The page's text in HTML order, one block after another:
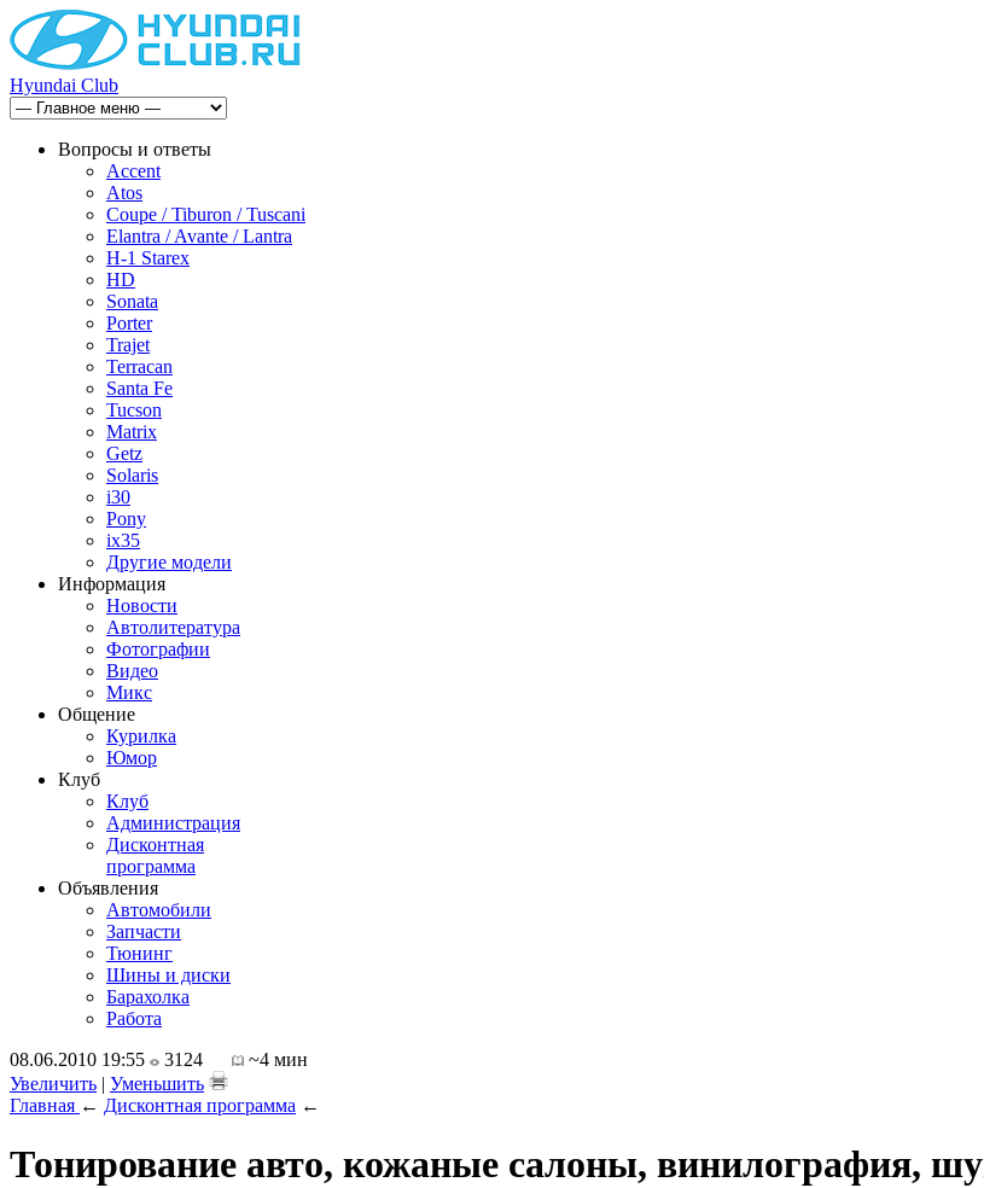
Hyundai Club
Вопросы и ответы
Accent
Atos
Coupe / Tiburon / Tuscani
Elantra / Avante / Lantra
H-1 Starex
HD
Sonata
Porter
Trajet
Terracan
Santa Fe
Tucson
Matrix
Getz
Solaris
i30
Pony
ix35
Другие модели
Информация
Новости
Автолитература
Фотографии
Видео
Микс
Общение
Курилка
Юмор
Клуб
Клуб
Администрация
Дисконтная
программа
Объявления
Автомобили
Запчасти
Тюнинг
Шины и диски
Барахолка
Работа
08.06.2010 19:55
3124
~4 мин
Увеличить | Уменьшить
Главная ← Дисконтная программа ←
Тонирование авто, кожаные салоны, винилография,